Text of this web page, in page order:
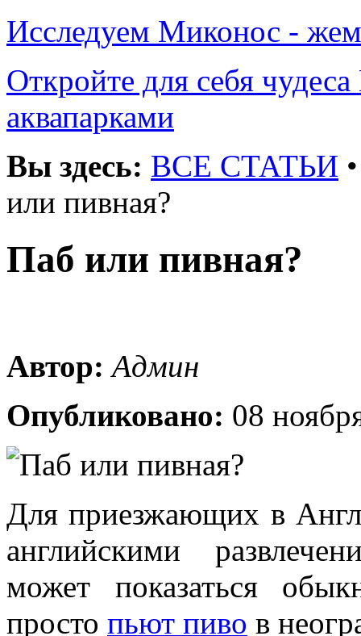
Исследуем Миконос -
Откройте для себя
аквапарками
Вы здесь: ВСЕ СТАТЬИ
или пивная?
Паб или пивная?
Автор: Админ
Опубликовано: 08
Для приезжающих в
английскими
может показаться
просто пьют пиво в